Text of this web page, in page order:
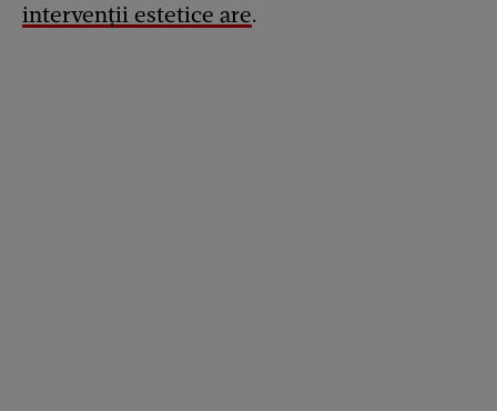
intervenții estetice are.